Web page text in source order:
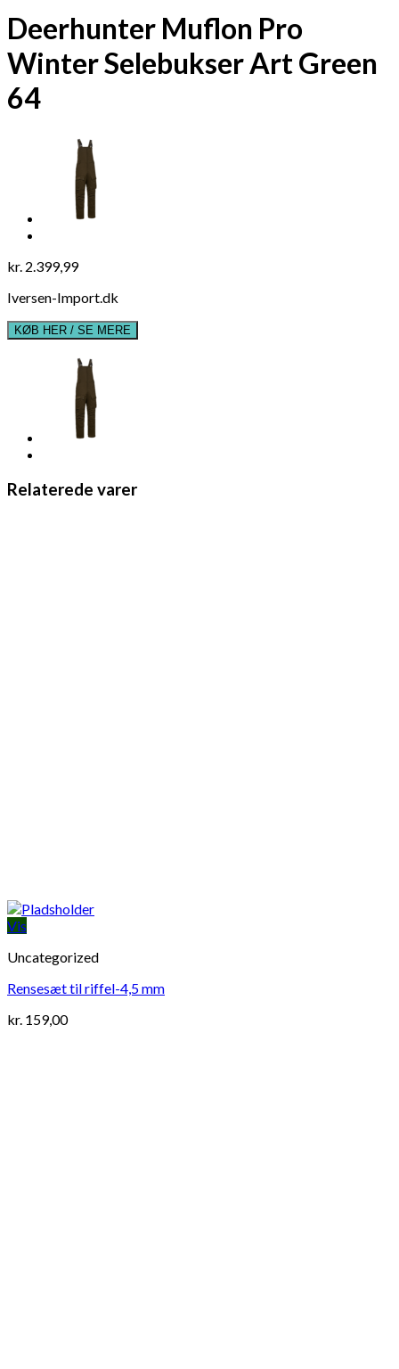
Deerhunter Muflon Pro
Winter Selebukser Art Green
64
kr. 2.399,99
Iversen-Import.dk
KØB HER / SE MERE
Relaterede varer
Vis
Uncategorized
Rensesæt til riffel-4,5 mm
kr. 159,00